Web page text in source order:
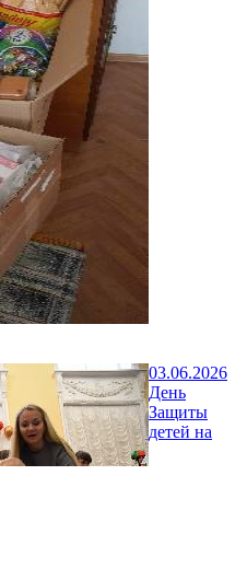
03.06.2026
День
Защиты
детей на